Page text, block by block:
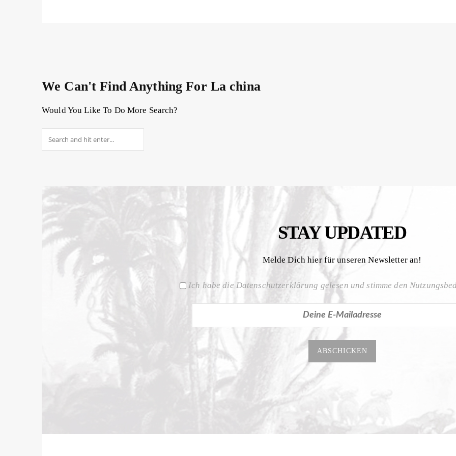
We Can't Find Anything For La china
Would You Like To Do More Search?
STAY UPDATED
Melde Dich hier für unseren Newsletter an!
Ich habe die Datenschutzerklärung gelesen und stimme den